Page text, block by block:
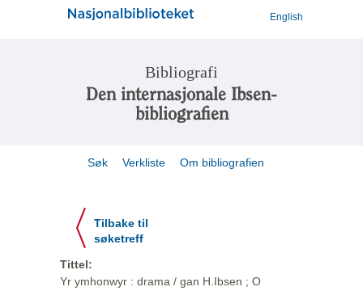
English
Bibliografi
Den internasjonale Ibsen-
bibliografien
Søk Verkliste Om bibliografien
Tilbake til
søketreff
Tittel:
Yr ymhonwyr : drama / gan H.Ibsen ; O